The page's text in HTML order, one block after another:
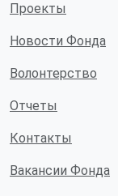
Проекты
Новости Фонда
Волонтерство
Отчеты
Контакты
Вакансии Фонда